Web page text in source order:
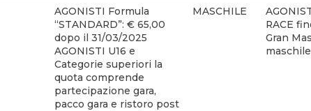
AGONISTI Formula
“STANDARD”: € 65,00
dopo il 31/03/2025
AGONISTI U16 e
Categorie superiori la
quota comprende
partecipazione gara,
pacco gara e ristoro post
MASCHILE
RACE
Gran
maschile